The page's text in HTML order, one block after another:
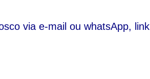
via e-mail ou whatsApp, link